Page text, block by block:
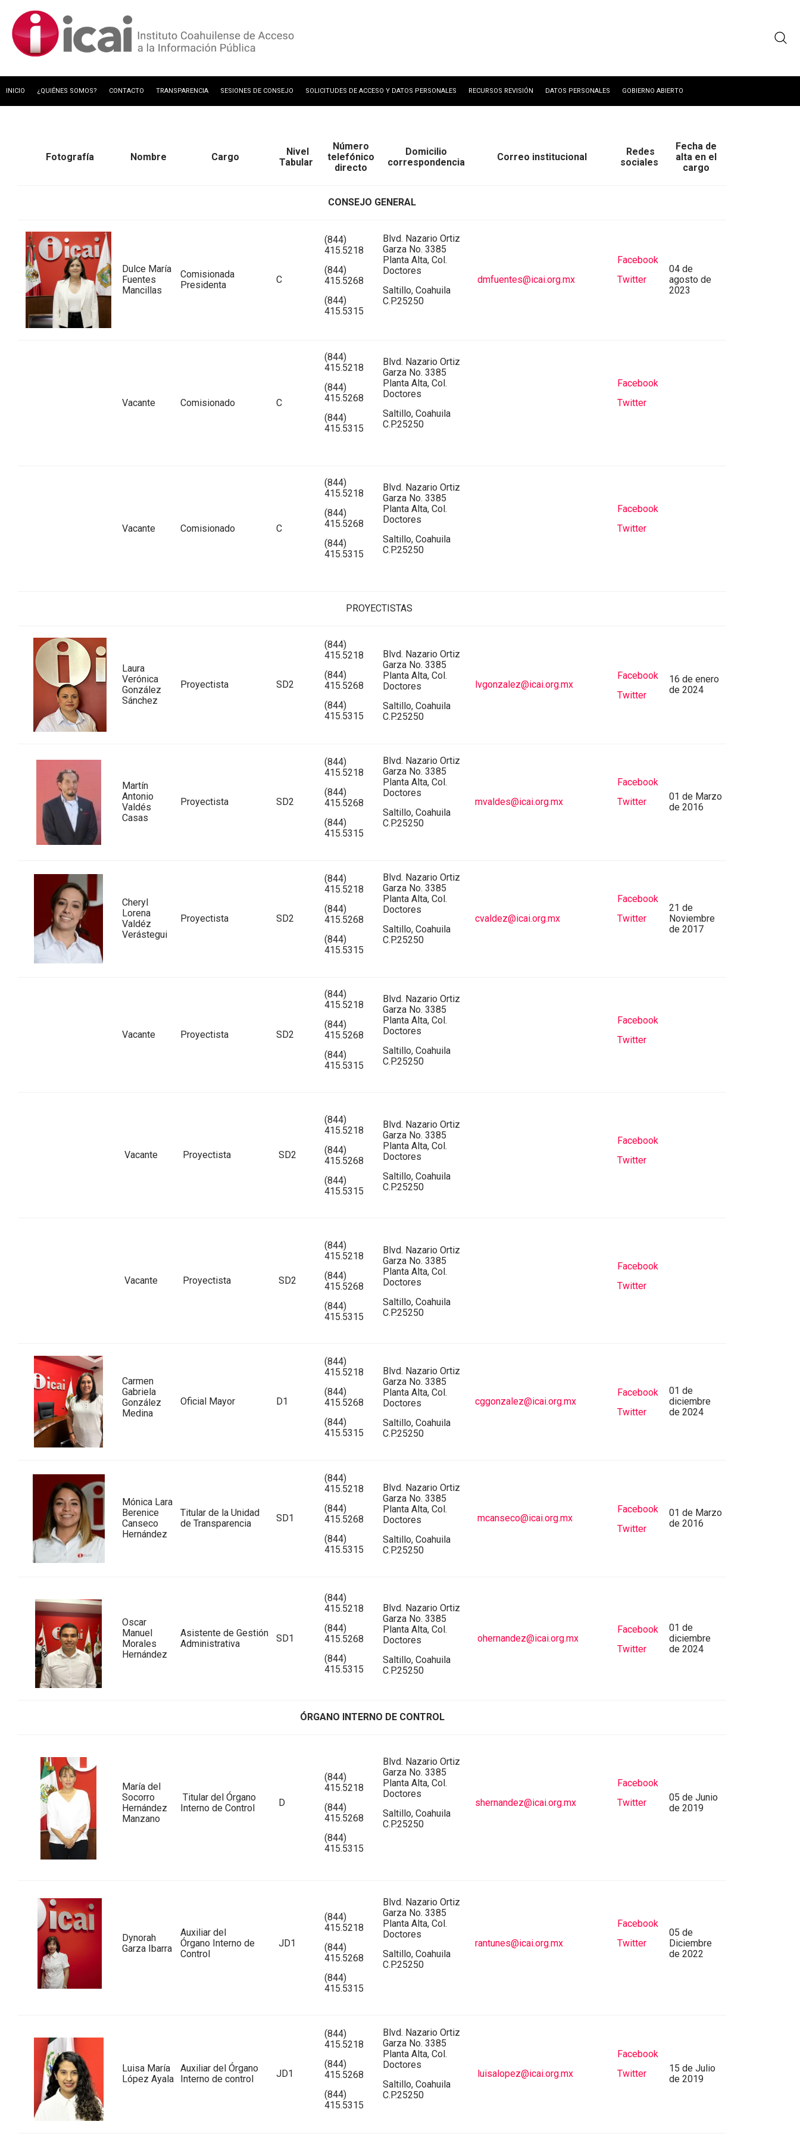
INICIO ¿QUIÉNES SOMOS? CONTACTO TRANSPARENCIA SESIONES DE CONSEJO SOLICITUDES DE ACCESO Y DATOS PERSONALES RECURSOS REVISIÓN DATOS PERSONALES GOBIERNO ABIERTO
Fotografía Nombre Cargo
Nivel
Tabular
Número
telefónico
directo
Domicilio
correspondencia
Correo institucional
Redes
sociales
Fecha de
alta en el
cargo
CONSEJO GENERAL
Dulce María
Fuentes
Mancillas
Comisionada
Presidenta
C
(844)
415.5218
(844)
415.5268
(844)
415.5315
Blvd. Nazario Ortiz
Garza No. 3385
Planta Alta, Col.
Doctores
Saltillo, Coahuila
C.P.25250
dmfuentes@icai.org.mx
Facebook
Twitter
04 de
agosto de
2023
Vacante Comisionado C
(844)
415.5218
(844)
415.5268
(844)
415.5315
Blvd. Nazario Ortiz
Garza No. 3385
Planta Alta, Col.
Doctores
Saltillo, Coahuila
C.P.25250
Facebook
Twitter
Vacante Comisionado C
(844)
415.5218
(844)
415.5268
(844)
415.5315
Blvd. Nazario Ortiz
Garza No. 3385
Planta Alta, Col.
Doctores
Saltillo, Coahuila
C.P.25250
Facebook
Twitter
PROYECTISTAS
Laura
Verónica
González
Sánchez
Proyectista SD2
(844)
415.5218
(844)
415.5268
(844)
415.5315
Blvd. Nazario Ortiz
Garza No. 3385
Planta Alta, Col.
Doctores
Saltillo, Coahuila
C.P.25250
lvgonzalez@icai.org.mx
Facebook
Twitter
16 de enero
de 2024
Martín
Antonio
Valdés
Casas
Proyectista SD2
(844)
415.5218
(844)
415.5268
(844)
415.5315
Blvd. Nazario Ortiz
Garza No. 3385
Planta Alta, Col.
Doctores
Saltillo, Coahuila
C.P.25250
mvaldes@icai.org.mx
Facebook
Twitter
01 de Marzo
de 2016
Cheryl
Lorena
Valdéz
Verástegui
Proyectista SD2
(844)
415.5218
(844)
415.5268
(844)
415.5315
Blvd. Nazario Ortiz
Garza No. 3385
Planta Alta, Col.
Doctores
Saltillo, Coahuila
C.P.25250
cvaldez@icai.org.mx
Facebook
Twitter
21 de
Noviembre
de 2017
Vacante Proyectista SD2
(844)
415.5218
(844)
415.5268
(844)
415.5315
Blvd. Nazario Ortiz
Garza No. 3385
Planta Alta, Col.
Doctores
Saltillo, Coahuila
C.P.25250
Facebook
Twitter
Vacante Proyectista SD2
(844)
415.5218
(844)
415.5268
(844)
415.5315
Blvd. Nazario Ortiz
Garza No. 3385
Planta Alta, Col.
Doctores
Saltillo, Coahuila
C.P.25250
Facebook
Twitter
Vacante Proyectista SD2
(844)
415.5218
(844)
415.5268
(844)
415.5315
Blvd. Nazario Ortiz
Garza No. 3385
Planta Alta, Col.
Doctores
Saltillo, Coahuila
C.P.25250
Facebook
Twitter
Carmen
Gabriela
González
Medina
Oficial Mayor D1
(844)
415.5218
(844)
415.5268
(844)
415.5315
Blvd. Nazario Ortiz
Garza No. 3385
Planta Alta, Col.
Doctores
Saltillo, Coahuila
C.P.25250
cggonzalez@icai.org.mx
Facebook
Twitter
01 de
diciembre
de 2024
Mónica Lara
Berenice
Canseco
Hernández
Titular de la Unidad
de Transparencia
SD1
(844)
415.5218
(844)
415.5268
(844)
415.5315
Blvd. Nazario Ortiz
Garza No. 3385
Planta Alta, Col.
Doctores
Saltillo, Coahuila
C.P.25250
mcanseco@icai.org.mx
Facebook
Twitter
01 de Marzo
de 2016
Oscar
Manuel
Morales
Hernández
Asistente de Gestión
Administrativa
SD1
(844)
415.5218
(844)
415.5268
(844)
415.5315
Blvd. Nazario Ortiz
Garza No. 3385
Planta Alta, Col.
Doctores
Saltillo, Coahuila
C.P.25250
ohernandez@icai.org.mx
Facebook
Twitter
01 de
diciembre
de 2024
ÓRGANO INTERNO DE CONTROL
María del
Socorro
Hernández
Manzano
Titular del Órgano
Interno de Control
D
(844)
415.5218
(844)
415.5268
(844)
415.5315
Blvd. Nazario Ortiz
Garza No. 3385
Planta Alta, Col.
Doctores
Saltillo, Coahuila
C.P.25250
shernandez@icai.org.mx
Facebook
Twitter
05 de Junio
de 2019
Dynorah
Garza Ibarra
Auxiliar del
Órgano Interno de
Control
JD1
(844)
415.5218
(844)
415.5268
(844)
415.5315
Blvd. Nazario Ortiz
Garza No. 3385
Planta Alta, Col.
Doctores
Saltillo, Coahuila
C.P.25250
rantunes@icai.org.mx
Facebook
Twitter
05 de
Diciembre
de 2022
Luisa María
López Ayala
Auxiliar del Órgano
Interno de control
JD1
(844)
415.5218
(844)
415.5268
(844)
415.5315
Blvd. Nazario Ortiz
Garza No. 3385
Planta Alta, Col.
Doctores
Saltillo, Coahuila
C.P.25250
luisalopez@icai.org.mx
Facebook
Twitter
15 de Julio
de 2019